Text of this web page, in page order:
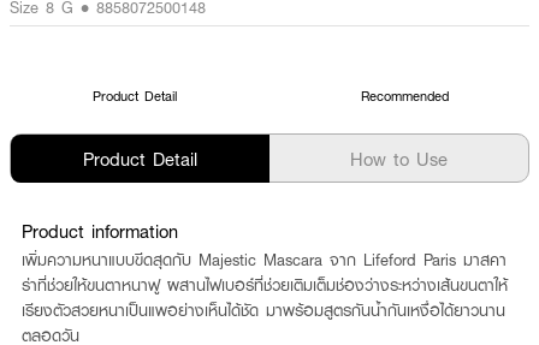
Size 8 G • 8858072500148
Product Detail Recommended
Product Detail How to Use
Product information
เพิ่มความหนาแบบขีดสุดกับ Majestic Mascara จาก Lifeford Paris มาสคา
ร่าที่ช่วยให้ขนตาหนาฟู ผสานไฟเบอร์ที่ช่วยเติมเต็มช่องว่างระหว่างเส้นขนตาให้
เรียงตัวสวยหนาเป็นแพอย่างเห็นได้ชัด มาพร้อมสูตรกันน้ำกันเหงื่อได้ยาวนาน
ตลอดวัน